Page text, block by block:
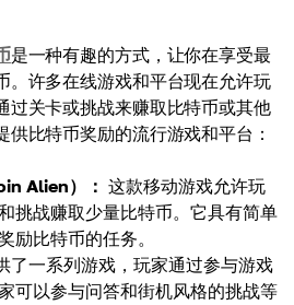
是一种有趣的方式，让你在享受最
。许多在线游戏和平台现在允许玩
过关卡或挑战来赚取比特币或其他
供比特币奖励的流行游戏和平台：
Alien）： 这款移动游戏允许玩
挑战赚取少量比特币。它具有简单
励比特币的任务。
了一系列游戏，玩家通过参与游戏
可以参与问答和街机风格的挑战等